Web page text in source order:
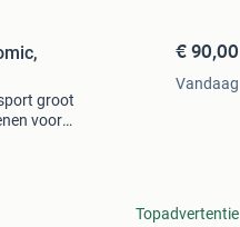
groot
voor
€ 90,00
Vandaag
Topadvertentie